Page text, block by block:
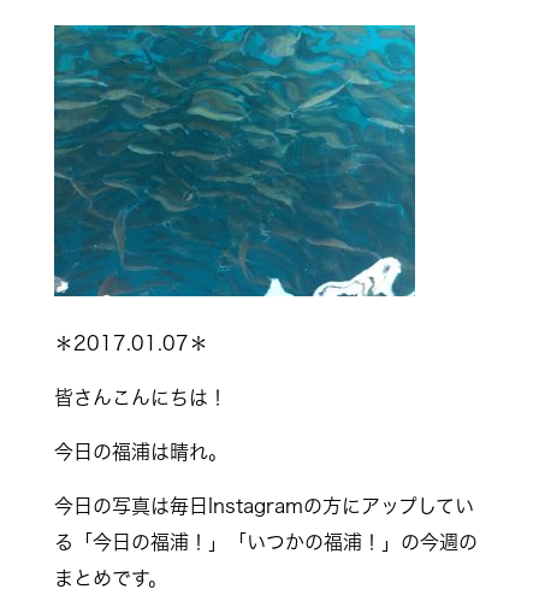
＊2017.01.07＊
皆さんこんにちは！
今日の福浦は晴れ。
今日の写真は毎日Instagramの方にアップしてい
る「今日の福浦！」「いつかの福浦！」の今週の
まとめです。